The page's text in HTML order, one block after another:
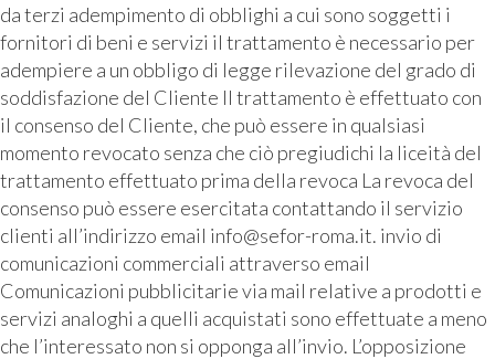
da terzi adempimento di obblighi a cui sono soggetti i
fornitori di beni e servizi il trattamento è necessario per
adempiere a un obbligo di legge rilevazione del grado di
soddisfazione del Cliente Il trattamento è effettuato con
il consenso del Cliente, che può essere in qualsiasi
momento revocato senza che ciò pregiudichi la liceità del
trattamento effettuato prima della revoca La revoca del
consenso può essere esercitata contattando il servizio
clienti all’indirizzo email info@sefor-roma.it. invio di
comunicazioni commerciali attraverso email
Comunicazioni pubblicitarie via mail relative a prodotti e
servizi analoghi a quelli acquistati sono effettuate a meno
che l’interessato non si opponga all’invio. L’opposizione